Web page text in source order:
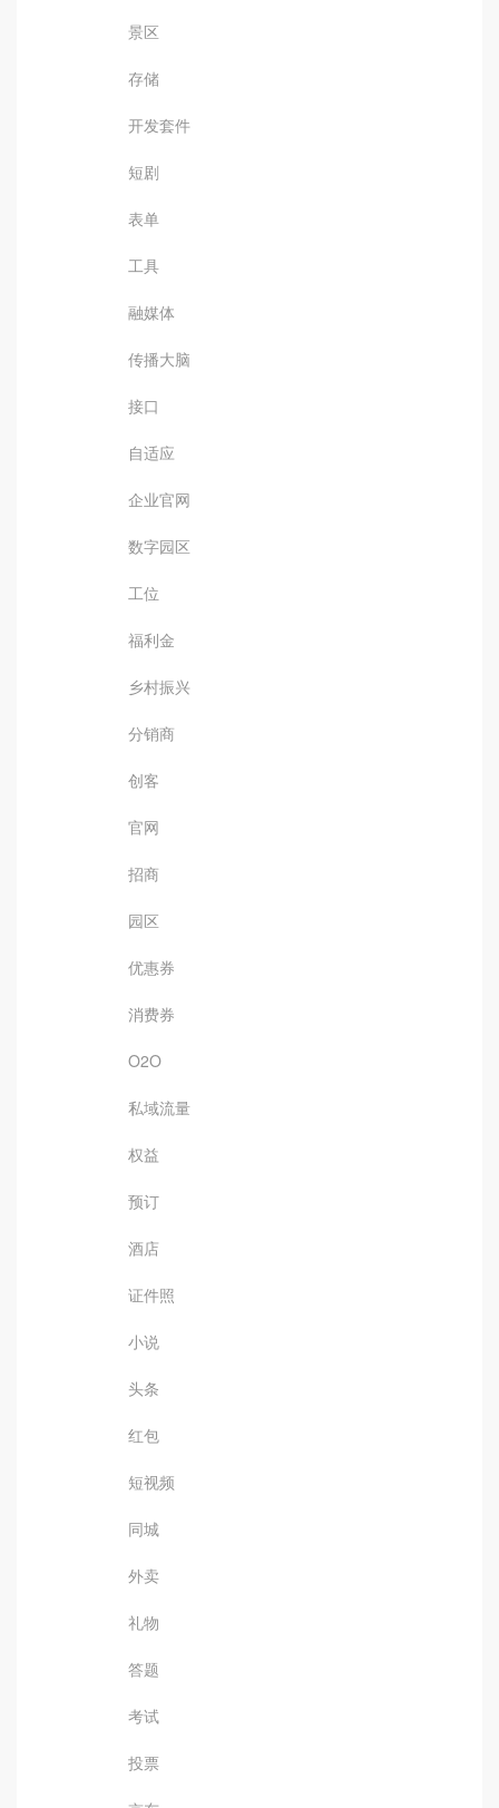
景区
存储
开发套件
短剧
表单
工具
融媒体
传播大脑
接口
自适应
企业官网
数字园区
工位
福利金
乡村振兴
分销商
创客
官网
招商
园区
优惠券
消费券
O2O
私域流量
权益
预订
酒店
证件照
小说
头条
红包
短视频
同城
外卖
礼物
答题
考试
投票